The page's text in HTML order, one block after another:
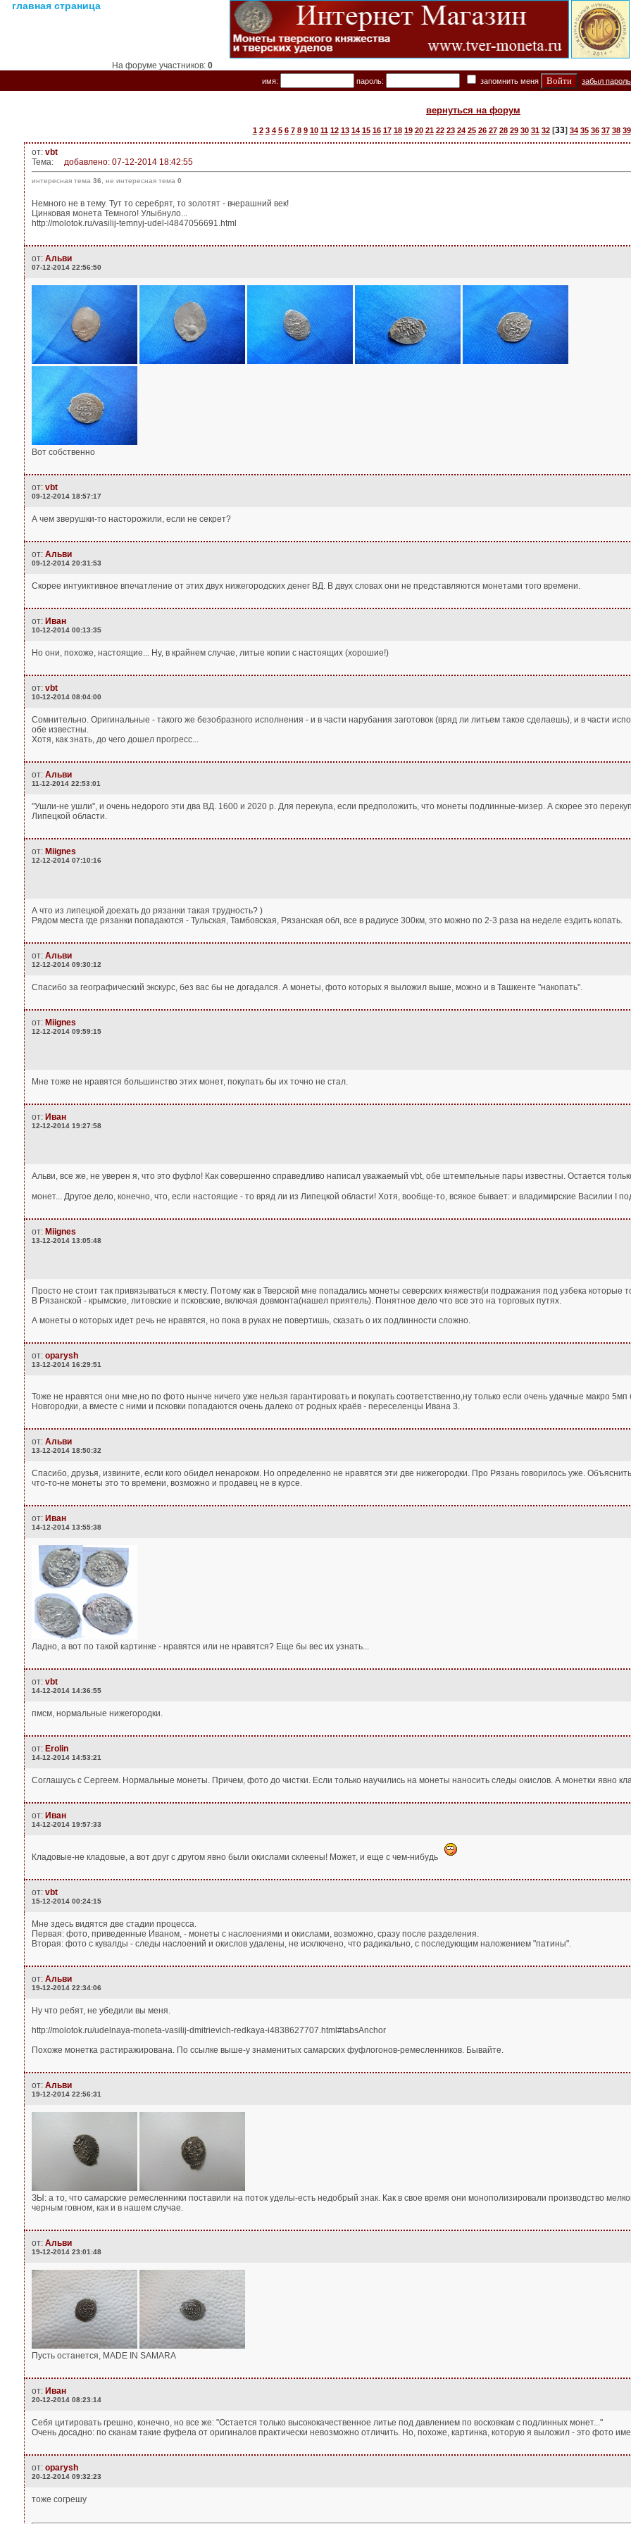
главная страница
На форуме участников: 0
имя: пароль: запомнить меня забыл
вернуться на форум
1 2 3 4 5 6 7 8 9 10 11 12 13 14 15 16 17 18 19 20 21 22 23 24 25 26 27 28 29 30 31 32 [33] 34 35 36 37 38 39
от: vbt
Тема:
добавлено: 07-12-2014 18:42:55
интересная тема 36 , не интересная тема 0
Немного не в тему. Тут то серебрят, то золотят - вчерашний век!
Цинковая монета Темного! Улыбнуло...
http://molotok.ru/vasilij-temnyj-udel-i4847056691.html
от: Альви
07-12-2014 22:56:50
Вот собственно
от: vbt
09-12-2014 18:57:17
А чем зверушки-то насторожили, если не секрет?
от: Альви
09-12-2014 20:31:53
Скорее интуиктивное впечатление от этих двух нижегородских денег ВД. В двух словах они не представляются монетами того времени.
от: Иван
10-12-2014 00:13:35
Но они, похоже, настоящие... Ну, в крайнем случае, литые копии с настоящих (хорошие!)
от: vbt
10-12-2014 08:04:00
Сомнительно. Оригинальные - такого же безобразного исполнения - и в части нарубания заготовок (вряд ли литьем такое сделаешь), и в части
обе известны.
Хотя, как знать, до чего дошел прогресс...
от: Альви
11-12-2014 22:53:01
"Ушли-не ушли", и очень недорого эти два ВД. 1600 и 2020 р. Для перекупа, если предположить, что монеты подлинные-мизер. А скорее это
Липецкой области.
от: Miignes
12-12-2014 07:10:16
А что из липецкой доехать до рязанки такая трудность? )
Рядом места где рязанки попадаются - Тульская, Тамбовская, Рязанская обл, все в радиусе 300км, это можно по 2-3 раза на неделе ездить копать.
от: Альви
12-12-2014 09:30:12
Спасибо за географический экскурс, без вас бы не догадался. А монеты, фото которых я выложил выше, можно и в Ташкенте "накопать".
от: Miignes
12-12-2014 09:59:15
Мне тоже не нравятся большинство этих монет, покупать бы их точно не стал.
от: Иван
12-12-2014 19:27:58
Альви, все же, не уверен я, что это фуфло! Как совершенно справедливо написал уважаемый vbt, обе штемпельные пары известны. Остается
монет... Другое дело, конечно, что, если настоящие - то вряд ли из Липецкой области! Хотя, вообще-то, всякое бывает: и владимирские Василии I
от: Miignes
13-12-2014 13:05:48
Просто не стоит так привязываться к месту. Потому как в Тверской мне попадались монеты северских княжеств(и подражания под узбека которые
В Рязанской - крымские, литовские и псковские, включая довмонта(нашел приятель). Понятное дело что все это на торговых путях.
А монеты о которых идет речь не нравятся, но пока в руках не повертишь, сказать о их подлинности сложно.
от: oparysh
13-12-2014 16:29:51
Тоже не нравятся они мне,но по фото нынче ничего уже нельзя гарантировать и покупать соответственно,ну только если очень удачные макро 5мп
Новгородки, а вместе с ними и псковки попадаются очень далеко от родных краёв - переселенцы Ивана 3.
от: Альви
13-12-2014 18:50:32
Спасибо, друзья, извините, если кого обидел ненароком. Но определенно не нравятся эти две нижегородки. Про Рязань говорилось уже.
что-то-не монеты это то времени, возможно и продавец не в курсе.
от: Иван
14-12-2014 13:55:38
Ладно, а вот по такой картинке - нравятся или не нравятся? Еще бы вес их узнать...
от: vbt
14-12-2014 14:36:55
пмсм, нормальные нижегородки.
от: Erolin
14-12-2014 14:53:21
Соглашусь с Сергеем. Нормальные монеты. Причем, фото до чистки. Если только научились на монеты наносить следы окислов. А монетки явно
от: Иван
14-12-2014 19:57:33
Кладовые-не кладовые, а вот друг с другом явно были окислами склеены! Может, и еще с чем-нибудь
от: vbt
15-12-2014 00:24:15
Мне здесь видятся две стадии процесса.
Первая: фото, приведенные Иваном, - монеты с наслоениями и окислами, возможно, сразу после разделения.
Вторая: фото с кувалды - следы наслоений и окислов удалены, не исключено, что радикально, с последующим наложением "патины".
от: Альви
19-12-2014 22:34:06
Ну что ребят, не убедили вы меня.
http://molotok.ru/udelnaya-moneta-vasilij-dmitrievich-redkaya-i4838627707.html#tabsAnchor
Похоже монетка растиражирована. По ссылке выше-у знаменитых самарских фуфлогонов-ремесленников. Бывайте.
от: Альви
19-12-2014 22:56:31
ЗЫ: а то, что самарские ремесленники поставили на поток уделы-есть недобрый знак. Как в свое время они монополизировали производство
черным говном, как и в нашем случае.
от: Альви
19-12-2014 23:01:48
Пусть останется, MADE IN SAMARA
от: Иван
20-12-2014 08:23:14
Себя цитировать грешно, конечно, но все же: "Остается только высококачественное литье под давлением по восковкам с подлинных монет..."
Очень досадно: по сканам такие фуфела от оригиналов практически невозможно отличить. Но, похоже, картинка, которую я выложил - это фото
от: oparysh
20-12-2014 09:32:23
тоже согрешу